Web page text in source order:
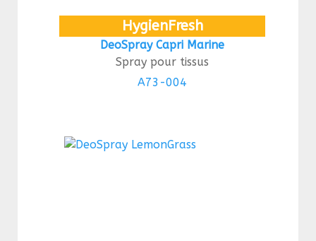
HygienFresh
DeoSpray Capri Marine
Spray pour tissus
A73-004